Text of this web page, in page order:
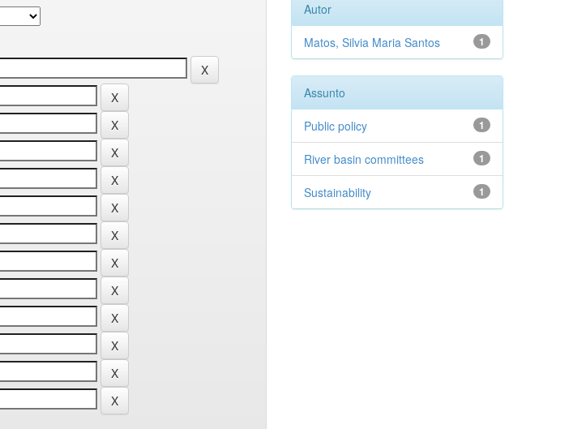
Autor
1
Matos, Silvia Maria Santos
Assunto
1
Public policy
1
River basin committees
1
Sustainability